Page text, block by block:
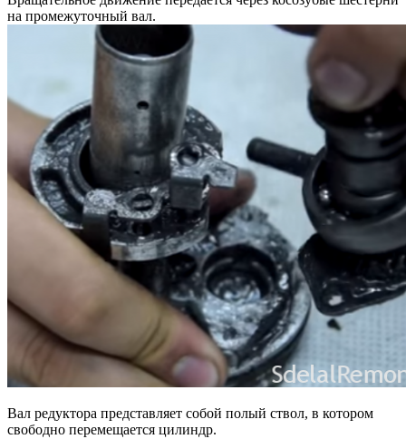
на промежуточный вал.
Вал редуктора представляет собой полый ствол, в котором
свободно перемещается цилиндр.